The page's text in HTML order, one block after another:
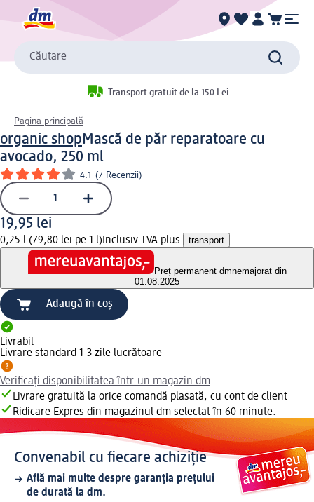
Căutare
Transport gratuit de la 150 Lei
Pagina principală
organic shopMască de păr reparatoare cu
avocado, 250 ml
4.1 (7 Recenzii)
19,95 lei
0,25 l (79,80 lei pe 1 l) Inclusiv TVA plus transport
Preț permanent dmnemajorat din
01.08.2025
Adaugă în coș
Livrabil
Livrare standard 1-3 zile lucrătoare
Verificați disponibilitatea într-un magazin dm
Livrare gratuită la orice comandă plasată, cu cont de client
Ridicare Expres din magazinul dm selectat în 60 minute.
Convenabil cu fiecare achiziție
Află mai multe despre garanția prețului
de durată la dm.